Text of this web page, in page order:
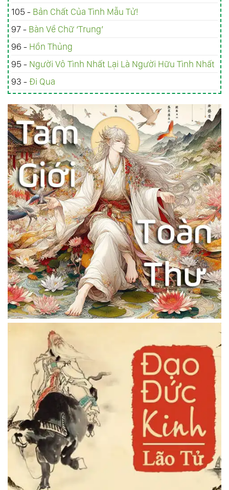
105 - Bản Chất Của Tình Mẫu Tử!
97 - Bàn Về Chữ ‘Trung’
96 - Hồn Thủng
95 - Người Vô Tình Nhất Lại Là Người Hữu Tình Nhất
93 -Đi Qua